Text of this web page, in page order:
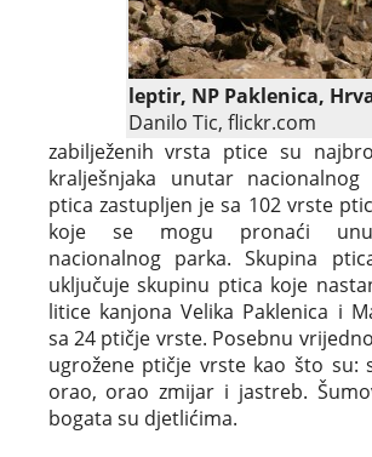
leptir, NP Paklenica,
Danilo Tic, flickr.com
zabilježenih vrsta ptice su
kralješnjaka unutar
ptica zastupljen je sa 102 vrste
koje se mogu pronaći
nacionalnog parka. Skupina
uključuje skupinu ptica koje
litice kanjona Velika Paklenica i
sa 24 ptičje vrste. Posebnu
ugrožene ptičje vrste kao što su:
orao, orao zmijar i jastreb.
bogata su djetlićima.